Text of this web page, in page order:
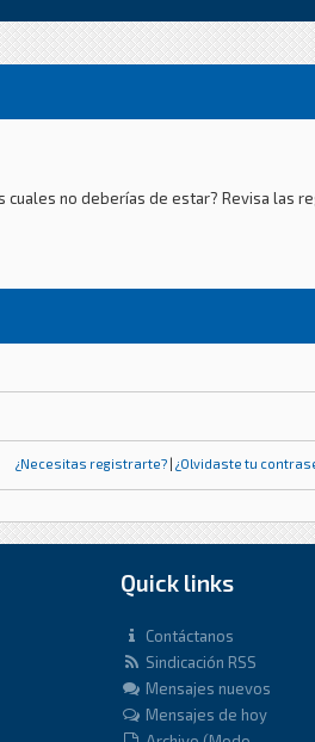
cuales no deberías de estar? Revisa las
¿Necesitas registrarte? | ¿Olvidaste tu
Quick links
Contáctanos
Sindicación RSS
Mensajes nuevos
Mensajes de hoy